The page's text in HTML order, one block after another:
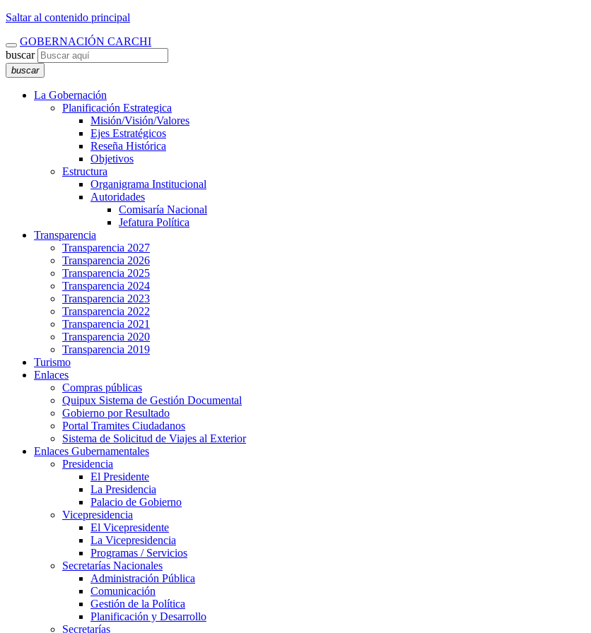
Saltar al contenido principal
GOBERNACIÓN CARCHI
buscar
buscar
La Gobernación
Planificación Estrategica
Misión/Visión/Valores
Ejes Estratégicos
Reseña Histórica
Objetivos
Estructura
Organigrama Institucional
Autoridades
Comisaría Nacional
Jefatura Política
Transparencia
Transparencia 2027
Transparencia 2026
Transparencia 2025
Transparencia 2024
Transparencia 2023
Transparencia 2022
Transparencia 2021
Transparencia 2020
Transparencia 2019
Turismo
Enlaces
Compras públicas
Quipux Sistema de Gestión Documental
Gobierno por Resultado
Portal Tramites Ciudadanos
Sistema de Solicitud de Viajes al Exterior
Enlaces Gubernamentales
Presidencia
El Presidente
La Presidencia
Palacio de Gobierno
Vicepresidencia
El Vicepresidente
La Vicepresidencia
Programas / Servicios
Secretarías Nacionales
Administración Pública
Comunicación
Gestión de la Política
Planificación y Desarrollo
Secretarías